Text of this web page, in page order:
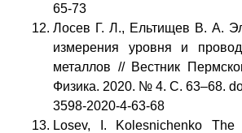
65-73
Лосев Г. Л., Ельтищев В. А.
измерения уровня и
металлов // Вестник
Физика. 2020. № 4. С. 63–68.
3598-2020-4-63-68
Losev, I. Kolesnichenko